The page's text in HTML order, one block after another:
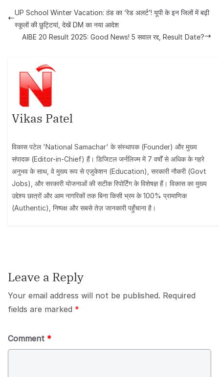
UP School Winter Vacation: ठंड का ‘रेड अलर्ट’! यूपी के इन जिलों में बढ़ी
स्कूलों की छुट्टियां, देखें DM का नया आदेश
AIBE 20 Result 2025: Good News! 5 सवाल रद्द, Result Date?
Vikas Patel
विकास पटेल 'National Samachar' के संस्थापक (Founder) और मुख्य
संपादक (Editor-in-Chief) हैं। डिजिटल जर्नलिज्म में 7 वर्षों से अधिक के गहरे
अनुभव के साथ, वे मुख्य रूप से एजुकेशन (Education), सरकारी नौकरी (Govt
Jobs), और सरकारी योजनाओं की सटीक रिपोर्टिंग के विशेषज्ञ हैं। विकास का मुख्य
उद्देश्य छात्रों और आम नागरिकों तक बिना किसी भ्रम के 100% प्रामाणिक
(Authentic), निष्पक्ष और सबसे तेज़ जानकारी पहुँचाना है।
Leave a Reply
Your email address will not be published. Required
fields are marked *
Comment *